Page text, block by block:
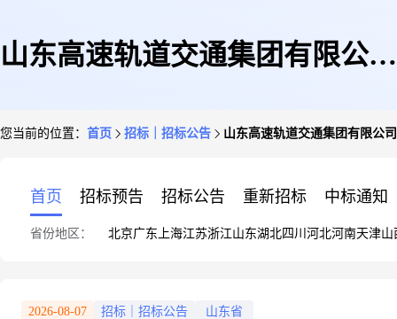
山东高速轨道交通集团有限公司
您当前的位置： 首页 招标｜招标公告 山东高速轨道交通集团有限公
首页 招标预告 招标公告 重新招标 中标通知
省份地区： 北京广东 上海江苏浙江山东湖北四川 河北河南天津山
2026-08-07 招标｜招标公告 山东省